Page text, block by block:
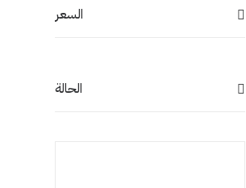
السعر
الحالة